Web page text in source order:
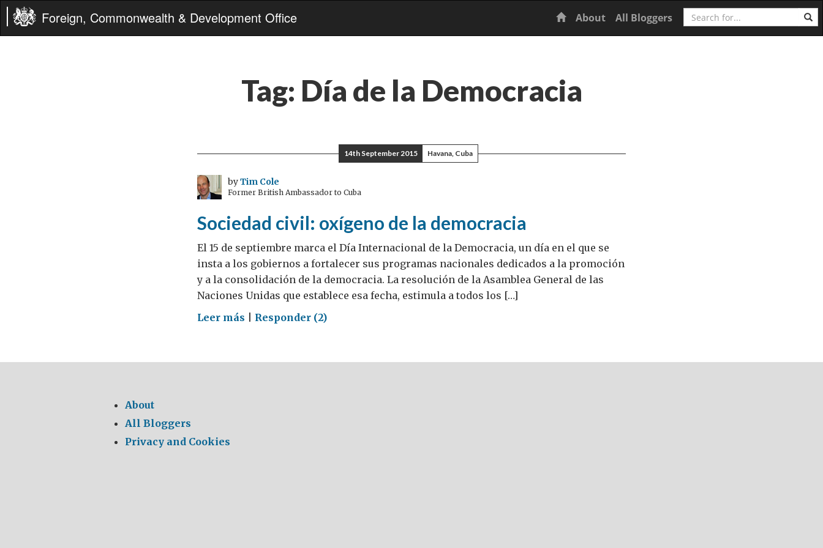
Foreign, Commonwealth & Development Office Home
About All Bloggers Search
Tag: Día de la Democracia
14th September 2015 Havana, Cuba
byTim Cole
Former British Ambassador to Cuba
Sociedad civil: oxígeno de la democracia
El 15 de septiembre marca el Día Internacional de la Democracia, un día en el que se
insta a los gobiernos a fortalecer sus programas nacionales dedicados a la promoción
y a la consolidación de la democracia. La resolución de la Asamblea General de las
Naciones Unidas que establece esa fecha, estimula a todos los […]
Leer más on
oxígeno
Responder (2)
About
All Bloggers
Privacy and Cookies